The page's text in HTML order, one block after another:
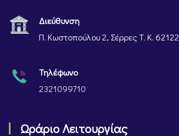
Διεύθυνση
Π. Κωστοπούλου 2, Σέρρες Τ. Κ. 62122
Τηλέφωνο
2321099710
Ωράριο Λειτουργίας